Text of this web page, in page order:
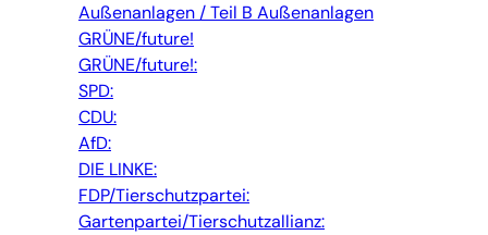
Außenanlagen / Teil B Außenanlagen
GRÜNE/future!
GRÜNE/future!:
SPD:
CDU:
AfD:
DIE LINKE:
FDP/Tierschutzpartei:
Gartenpartei/Tierschutzallianz: